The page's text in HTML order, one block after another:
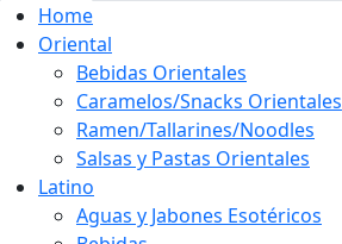
Home
Oriental
Bebidas Orientales
Caramelos/Snacks Orientales
Ramen/Tallarines/Noodles
Salsas y Pastas Orientales
Latino
Aguas y Jabones Esotéricos